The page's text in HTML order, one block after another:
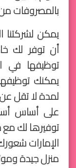
بالمصروفات
يمكن لشركتنا
أن توفر لك
توظيفها في
يمكنك
على أساس
توفيرها لك
الإمارات
منزل جيدة